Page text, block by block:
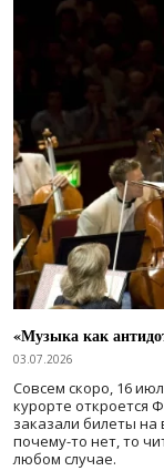
«Музыка как
03.07.2026
Совсем скоро, 16
курорте откроется
заказали билеты
почему-то нет, то
любом случае.